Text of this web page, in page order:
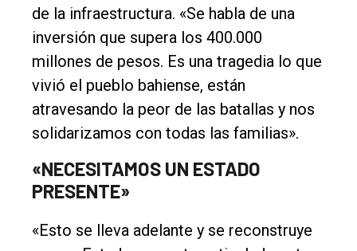
Cultura
Entrevistas
Rural
Deportes
Fúnebres
Edición
Empresa
Nosotros
de la infraestructura. «Se habla de una
inversión que supera los 400.000
millones de pesos. Es una tragedia lo que
vivió el pueblo bahiense, están
atravesando la peor de las batallas y nos
solidarizamos con todas las familias».
«NECESITAMOS UN ESTADO
PRESENTE»
«Esto se lleva adelante y se reconstruye